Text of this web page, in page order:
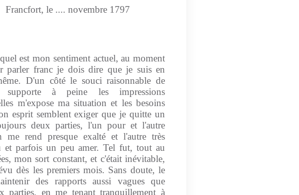
Francfort, le .... novembre 1797
est mon sentiment actuel, au moment
parler franc je dois dire que je suis en
D'un côté le souci raisonnable de
à peine les impressions
m'expose ma situation et les besoins
esprit semblent exiger que je quitte un
deux parties, l'un pour et l'autre
rend presque exalté et l'autre très
et parfois un peu amer. Tel fut, tout au
mon sort constant, et c'était inévitable,
dès les premiers mois. Sans doute, le
des rapports aussi vagues que
parties, en me tenant tranquillement à